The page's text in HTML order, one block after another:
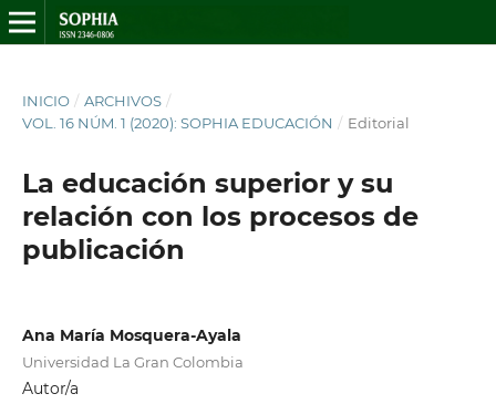
INICIO / ARCHIVOS /
VOL. 16 NÚM. 1 (2020): SOPHIA EDUCACIÓN / Editorial
La educación superior y su
relación con los procesos de
publicación
Ana María Mosquera-Ayala
Universidad La Gran Colombia
Autor/a